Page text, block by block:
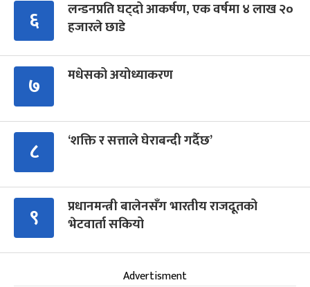
६
लन्डनप्रति घट्दो आकर्षण, एक वर्षमा ४ लाख २०
हजारले छाडे
७ मधेसको अयोध्याकरण
८ ‘शक्ति र सत्ताले घेराबन्दी गर्दैछ’
९
प्रधानमन्त्री बालेनसँग भारतीय राजदूतको
भेटवार्ता सकियो
Advertisment